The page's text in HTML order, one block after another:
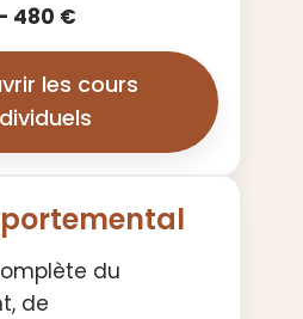
480 €
les cours
du
de